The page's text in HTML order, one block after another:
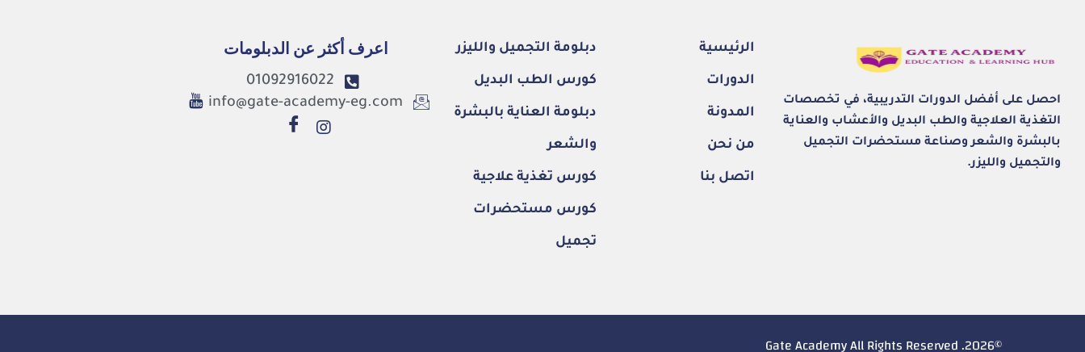
احصل على أفضل الدورات التدريبية، في تخصصات
التغذية العلاجية والطب البديل والأعشاب والعناية
بالبشرة والشعر وصناعة مستحضرات التجميل
والتجميل والليزر.
الرئيسية
الدورات
المدونة
من نحن
اتصل بنا
دبلومة التجميل والليزر
كورس الطب البديل
دبلومة العناية بالبشرة
والشعر
كورس تغذية علاجية
كورس مستحضرات
تجميل
اعرف أكثر عن الدبلومات
01092916022
info@gate-academy-eg.com
©2026. Gate Academy All Rights Reserved